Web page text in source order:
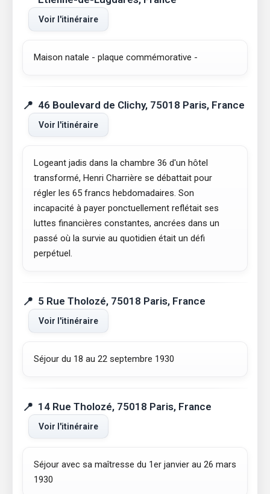
Voir l'itinéraire
Maison natale - plaque commémorative -
46 Boulevard de Clichy, 75018 Paris, France
Voir l'itinéraire
Logeant jadis dans la chambre 36 d'un hôtel
transformé, Henri Charrière se débattait pour
régler les 65 francs hebdomadaires. Son
incapacité à payer ponctuellement reflétait ses
luttes financières constantes, ancrées dans un
passé où la survie au quotidien était un défi
perpétuel.
5 Rue Tholozé, 75018 Paris, France
Voir l'itinéraire
Séjour du 18 au 22 septembre 1930
14 Rue Tholozé, 75018 Paris, France
Voir l'itinéraire
Séjour avec sa maîtresse du 1er janvier au 26 mars
1930